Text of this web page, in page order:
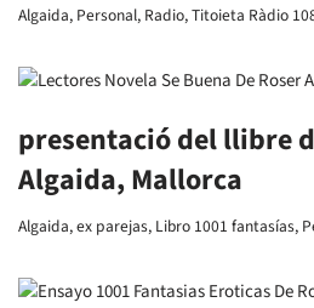
Algaida, Personal, Radio,Titoieta Ràdio
presentació del llibre
Algaida, Mallorca
Algaida,ex parejas, Libro 1001 fantasías,